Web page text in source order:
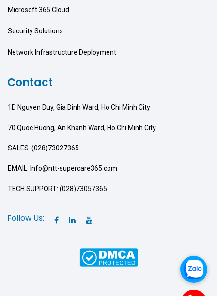
Microsoft 365 Cloud
Security Solutions
Network Infrastructure Deployment
Contact
1D Nguyen Duy, Gia Dinh Ward, Ho Chi Minh City
70 Quoc Huong, An Khanh Ward, Ho Chi Minh City
SALES: (028)73027365
EMAIL: Info@ntt-supercare365.com
TECH SUPPORT: (028)73057365
Follow Us: